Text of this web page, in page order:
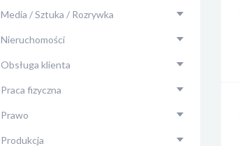
Media / Sztuka / Rozrywka
Nieruchomości
Obsługa klienta
Praca fizyczna
Prawo
Produkcja